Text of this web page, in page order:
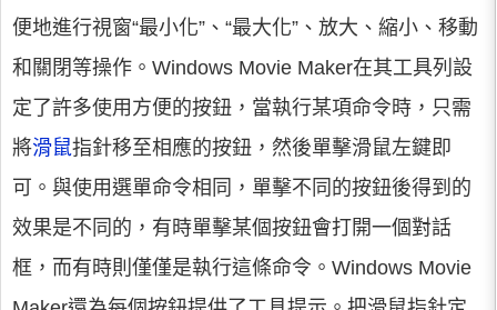
便地進行視窗“最小化”、“最大化”、放大、縮小、移動
和關閉等操作。Windows Movie Maker在其工具列設
定了許多使用方便的按鈕，當執行某項命令時，只需
將滑鼠指針移至相應的按鈕，然後單擊滑鼠左鍵即
可。與使用選單命令相同，單擊不同的按鈕後得到的
效果是不同的，有時單擊某個按鈕會打開一個對話
框，而有時則僅僅是執行這條命令。Windows Movie